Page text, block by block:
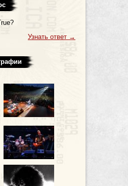
Узнать ответ →